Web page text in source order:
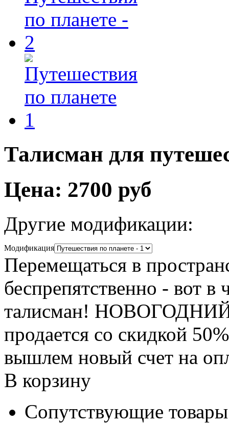
Талисман для
Цена: 2700 руб
Другие модификации:
Модификация
Перемещаться в
беспрепятственно - вот
талисман!
продается со скидкой
вышлем новый счет на
В корзину
Сопутствующие товары